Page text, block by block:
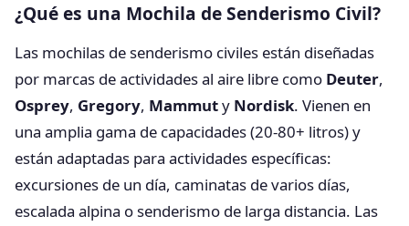
¿Qué es una Mochila de Senderismo Civil?
Las mochilas de senderismo civiles están diseñadas
por marcas de actividades al aire libre como Deuter,
Osprey, Gregory, Mammuty Nordisk. Vienen en
una amplia gama de capacidades (20-80+ litros) y
están adaptadas para actividades específicas:
excursiones de un día, caminatas de varios días,
escalada alpina o senderismo de larga distancia. Las